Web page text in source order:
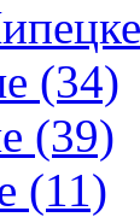
(34)
(39)
(11)